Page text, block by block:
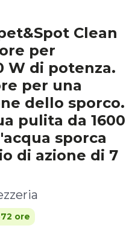
Clean
per
W di potenza.
per una
dello sporco.
pulita da 1600
sporca
di azione di 7
ore